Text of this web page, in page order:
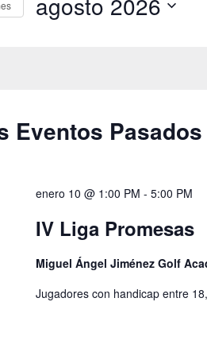
Eventos Pasados
enero 10 @ 1:00 PM - 5:00 PM
IV Liga Promesas
Miguel Ángel Jiménez Golf
Jugadores con handicap entre